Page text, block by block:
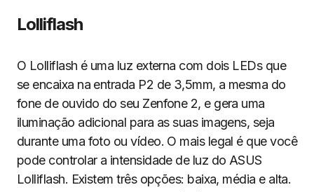
Lolliflash
O Lolliflash é uma luz externa com dois LEDs que
se encaixa na entrada P2 de 3,5mm, a mesma do
fone de ouvido do seu Zenfone 2, e gera uma
iluminação adicional para as suas imagens, seja
durante uma foto ou vídeo. O mais legal é que você
pode controlar a intensidade de luz do ASUS
Lolliflash. Existem três opções: baixa, média e alta.